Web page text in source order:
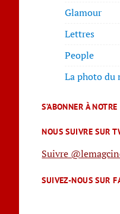
Glamour
Lettres
People
La photo du
S’ABONNER À
NOUS SUIVRE SUR
Suivre
SUIVEZ-NOUS SUR